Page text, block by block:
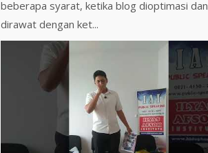
beberapa syarat, ketika blog dioptimasi dan
dirawat dengan ket...